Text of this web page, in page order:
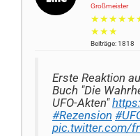
Großmeister
★★★
Beiträge: 1818
Erste Reaktion
Buch "Die
UFO-Akten"
#Rezension
pic.twitter.com/